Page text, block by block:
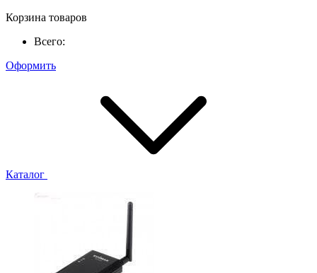
Корзина товаров
Всего:
Оформить
Каталог